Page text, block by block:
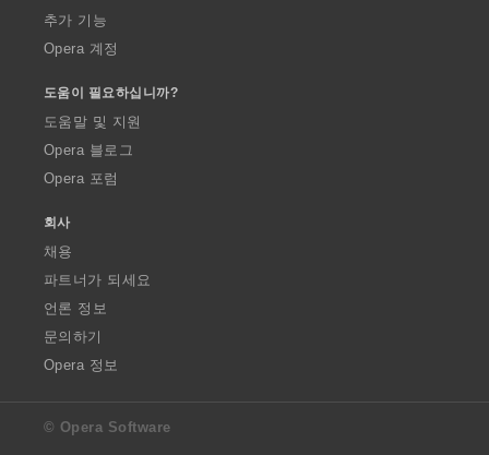
추가 기능
Opera 계정
도움이 필요하십니까?
도움말 및 지원
Opera 블로그
Opera 포럼
회사
채용
파트너가 되세요
언론 정보
문의하기
Opera 정보
© Opera Software